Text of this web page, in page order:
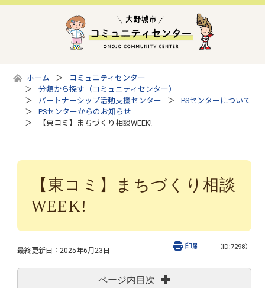
ホーム
コミュニティセンター
分類から探す（コミュニティセンター）
パートナーシップ活動支援センター
PSセンターについて
PSセンターからのお知らせ
【東コミ】まちづくり相談WEEK!
【東コミ】まちづくり相談
WEEK!
最終更新日： 2025年6月23日 （ID:7298）
印刷
ページ内目次